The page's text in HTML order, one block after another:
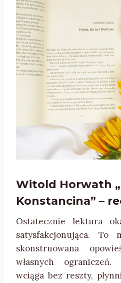
Witold Horwath
Konstancina” –
Ostatecznie lektura
satysfakcjonująca. To
skonstruowana
własnych
wciąga bez reszty,